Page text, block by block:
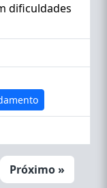
dificuldades
Próximo »